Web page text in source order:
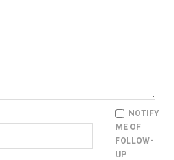
NOTIFY
ME OF
FOLLOW-
UP